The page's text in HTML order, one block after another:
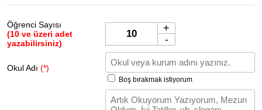
Öğrenci Sayısı
(10 ve üzeri adet
yazabilirsiniz)
+
-
Okul Adı (*)
Boş bırakmak istiyorum